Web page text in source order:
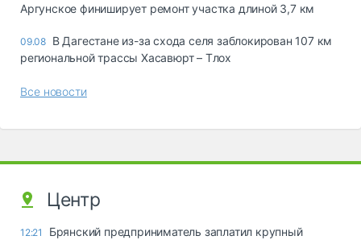
Аргунское финиширует ремонт участка длиной 3,7 км
09.08 В Дагестане из-за схода селя заблокирован 107 км
региональной трассы Хасавюрт – Тлох
Все новости
Центр
12:21
Брянский предприниматель заплатил крупный